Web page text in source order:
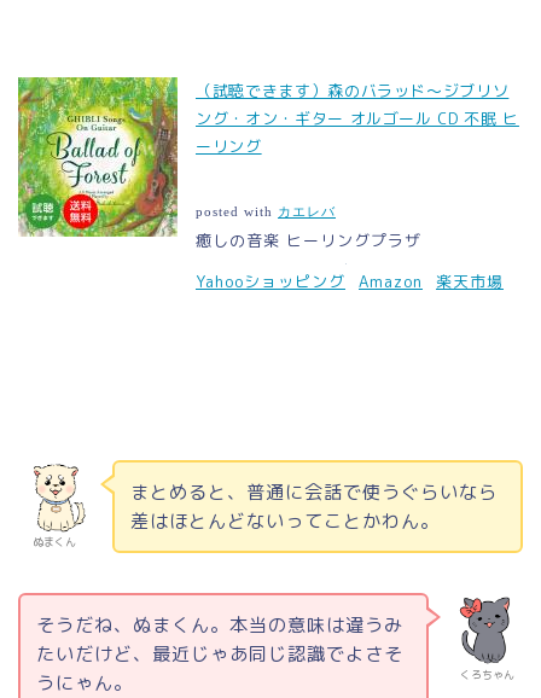
（試聴できます）森のバラッド〜ジブリソ
ング・オン・ギター オルゴール CD 不眠 ヒ
ーリング
posted with カエレバ
癒しの音楽 ヒーリングプラザ
Yahooショッピング
Amazon 楽天市場
ぬまくん
まとめると、普通に会話で使うぐらいなら
差はほとんどないってことかわん。
くろちゃん
そうだね、ぬまくん。本当の意味は違うみ
たいだけど、最近じゃあ同じ認識でよさそ
うにゃん。